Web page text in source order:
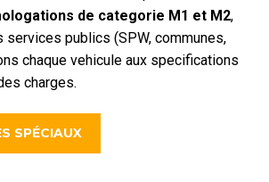
de categorie M1 et M2,
services publics (SPW, communes,
chaque vehicule aux specifications
charges.
SPÉCIAUX